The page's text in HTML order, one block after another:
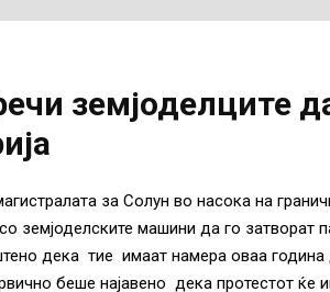
земјоделците
за Солун во насока на
земјоделските машини да го затворат
дека тие имаат намера оваа година
беше најавено дека протестот ќе